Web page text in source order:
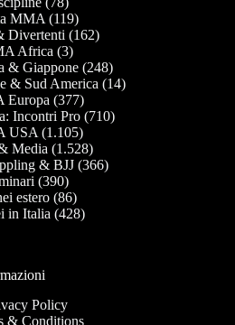
MMA (119)
Divertenti (162)
Africa (3)
& Giappone(248)
& Sud America (14)
Europa (377)
Incontri Pro(710)
USA (1.105)
Media (1.528)
& BJJ(366)
(390)
estero (86)
in Italia (428)
Policy
& Conditions